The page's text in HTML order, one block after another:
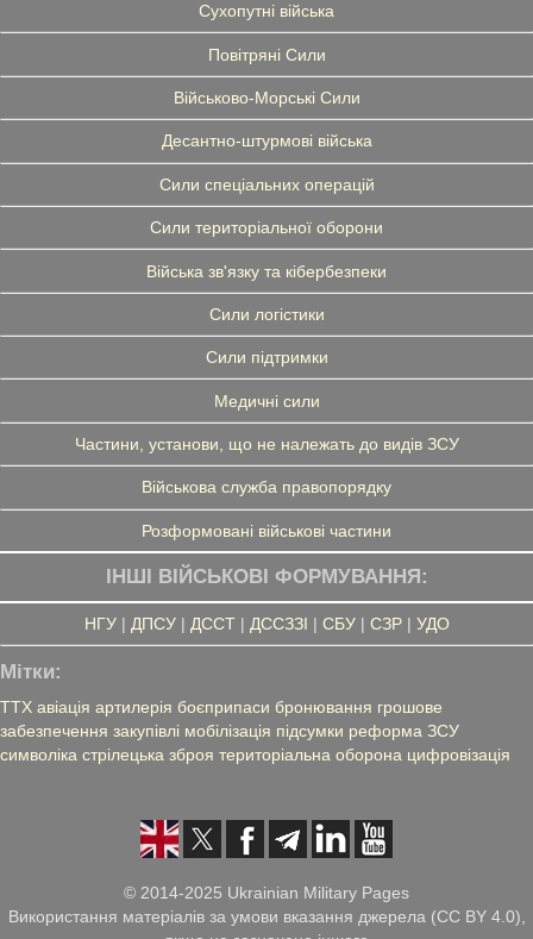
Сухопутні війська
Повітряні Сили
Військово-Морські Сили
Десантно-штурмові війська
Сили спеціальних операцій
Сили територіальної оборони
Війська зв'язку та кібербезпеки
Сили логістики
Сили підтримки
Медичні сили
Частини, установи, що не належать до видів ЗСУ
Військова служба правопорядку
Розформовані військові частини
ІНШІ ВІЙСЬКОВІ ФОРМУВАННЯ:
НГУ| ДПСУ| ДССТ| ДССЗЗІ | СБУ| СЗР| УДО
Мітки:
ТТХ авіація артилерія боєприпаси бронювання грошове
забезпечення закупівлі мобілізація підсумки реформа ЗСУ
символіка стрілецька зброя територіальна оборона цифровізація
© 2014-2025 Ukrainian Military Pages
Використання матеріалів за умови вказання джерела (CC BY 4.0),